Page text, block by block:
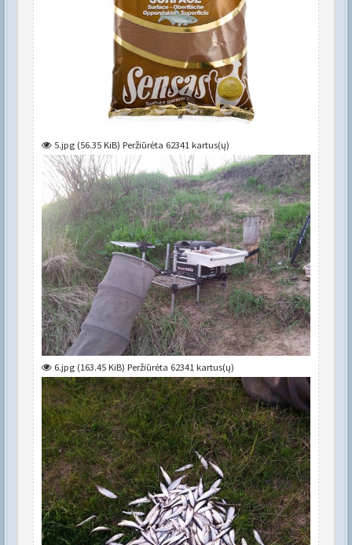
5.jpg (56.35 KiB) Peržiūrėta 62341 kartus(ų)
6.jpg (163.45 KiB) Peržiūrėta 62341 kartus(ų)